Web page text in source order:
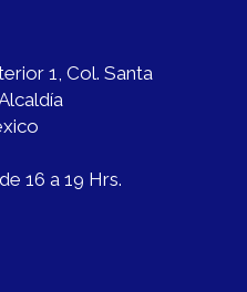
1, Col. Santa
16 a 19 Hrs.